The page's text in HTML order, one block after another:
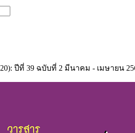
ปีที่ 39 ฉบับที่ 2 มีนาคม - เมษายน